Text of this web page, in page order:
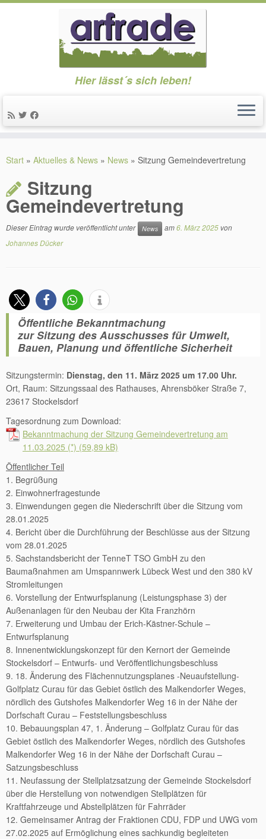
Inhalt
Hier lässt´s sich leben!
Start » Aktuelles & News » News » Sitzung Gemeindevertretung
Sitzung
Gemeindevertretung
Dieser Eintrag wurde veröffentlicht unter News am6. März 2025 von
Johannes Dücker
Öffentliche Bekanntmachung
zur Sitzung des Ausschusses für Umwelt,
Bauen, Planung und öffentliche Sicherheit
Sitzungstermin: Dienstag, den 11. März 2025 um 17.00 Uhr.
Ort, Raum: Sitzungssaal des Rathauses, Ahrensböker Straße 7,
23617 Stockelsdorf
Tagesordnung zum Download:
Bekanntmachung der Sitzung Gemeindevertretung am
11.03.2025 (*)
Öffentlicher Teil
1. Begrüßung
2. Einwohnerfragestunde
3. Einwendungen gegen die Niederschrift über die Sitzung vom
28.01.2025
4. Bericht über die Durchführung der Beschlüsse aus der Sitzung
vom 28.01.2025
5. Sachstandsbericht der TenneT TSO GmbH zu den
Baumaßnahmen am Umspannwerk Lübeck West und den 380 kV
Stromleitungen
6. Vorstellung der Entwurfsplanung (Leistungsphase 3) der
Außenanlagen für den Neubau der Kita Franzhörn
7. Erweiterung und Umbau der Erich-Kästner-Schule –
Entwurfsplanung
8. Innenentwicklungskonzept für den Kernort der Gemeinde
Stockelsdorf – Entwurfs- und Veröffentlichungsbeschluss
9. 18. Änderung des Flächennutzungsplanes -Neuaufstellung-
Golfplatz Curau für das Gebiet östlich des Malkendorfer Weges,
nördlich des Gutshofes Malkendorfer Weg 16 in der Nähe der
Dorfschaft Curau – Feststellungsbeschluss
10. Bebauungsplan 47, 1. Änderung – Golfplatz Curau für das
Gebiet östlich des Malkendorfer Weges, nördlich des Gutshofes
Malkendorfer Weg 16 in der Nähe der Dorfschaft Curau –
Satzungsbeschluss
11. Neufassung der Stellplatzsatzung der Gemeinde Stockelsdorf
über die Herstellung von notwendigen Stellplätzen für
Kraftfahrzeuge und Abstellplätzen für Fahrräder
12. Gemeinsamer Antrag der Fraktionen CDU, FDP und UWG vom
27.02.2025 auf Ermöglichung eines sachkundig begleiteten